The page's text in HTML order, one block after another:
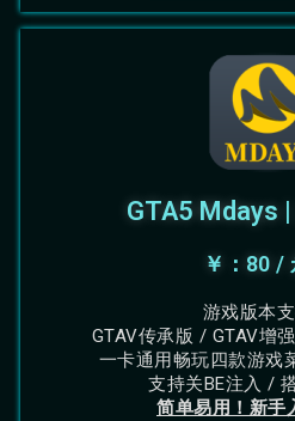
GTA5 Mdays
￥：80 /
游戏版本支
GTAV传承版 / GTAV增
一卡通用畅玩四款游戏
支持关BE注入 /
简单易用！新手